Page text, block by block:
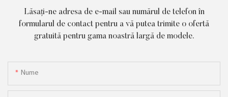
Lăsați-ne adresa de e-mail sau numărul de telefon în
formularul de contact pentru a vă putea trimite o ofertă
gratuită pentru gama noastră largă de modele.
Nume